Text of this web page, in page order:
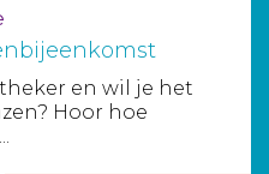
en wil je het
Hoor hoe